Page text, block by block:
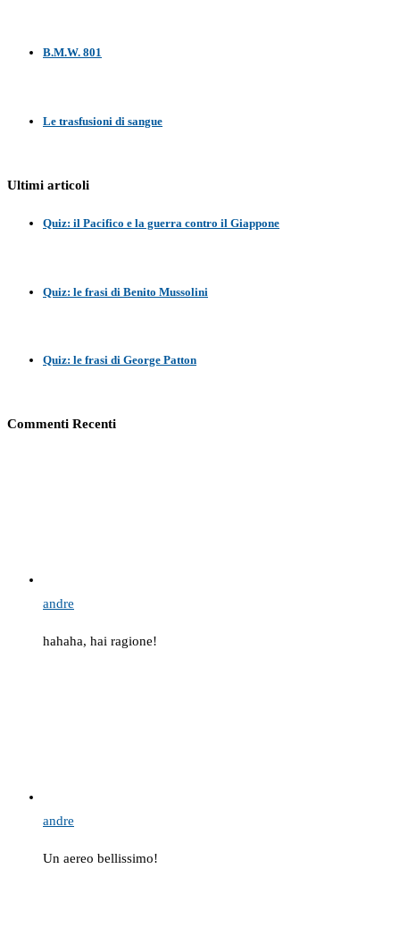
B.M.W. 801
Le trasfusioni di sangue
Ultimi articoli
Quiz: il Pacifico e la guerra contro il Giappone
Quiz: le frasi di Benito Mussolini
Quiz: le frasi di George Patton
Commenti Recenti
andre
hahaha, hai ragione!
andre
Un aereo bellissimo!